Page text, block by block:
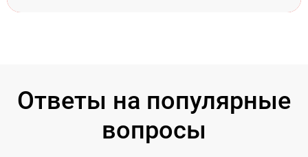
Ответы на популярные
вопросы